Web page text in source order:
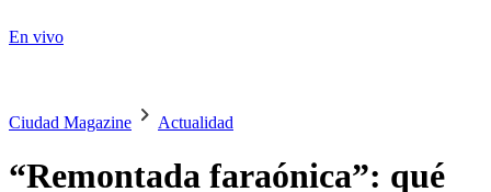
En vivo
Ciudad Magazine Actualidad
“Remontada faraónica”: qué